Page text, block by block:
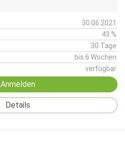
30.06.2021
43 %
30 Tage
bis 6 Wochen
verfügbar
Anmelden
Details